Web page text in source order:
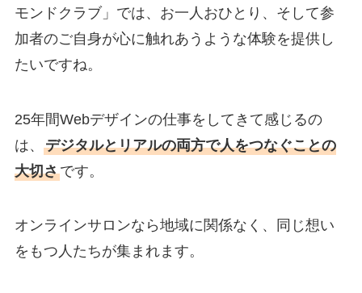
モンドクラブ」では、お一人おひとり、そして参
加者のご自身が心に触れあうような体験を提供し
たいですね。
25年間Webデザインの仕事をしてきて感じるの
は、 デジタルとリアルの両方で人をつなぐことの
大切さです。
オンラインサロンなら地域に関係なく、同じ想い
をもつ人たちが集まれます。